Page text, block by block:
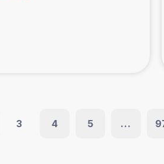
3 4 5 ...